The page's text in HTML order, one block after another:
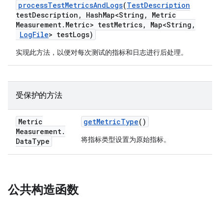
processTestMetricsAndLogs(TestDescription
testDescription , HashMap<String ,
Metric
Measurement. Metric> testMetrics, Map<String ,
LogFile> testLogs)
实现此方法，以便对每次测试的指标和日志进行后处理。
受保护的方法
Metric
Measurement.
DataType
getMetricType()
将指标类型设置为原始指标。
公共构造函数